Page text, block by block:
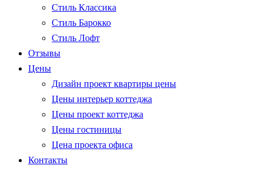
Стиль Классика
Стиль Барокко
Стиль Лофт
Отзывы
Цены
Дизайн проект квартиры цены
Цены интерьер коттеджа
Цены проект коттеджа
Цены гостиницы
Цена проекта офиса
Контакты